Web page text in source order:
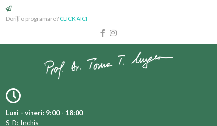
Doriți o programare? CLICK AICI
Luni - vineri: 9:00 - 18:00
S-D: Inchis